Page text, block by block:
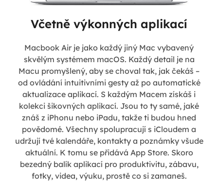
Včetně výkonných aplikací
Macbook Air je jako každý jiný Mac vybavený
skvělým systémem macOS. Každý detail je na
Macu promyšlený, aby se choval tak, jak čekáš –
od ovládání intuitivními gesty až po automatické
aktualizace aplikací. S každým Macem získáš i
kolekci šikovných aplikací. Jsou to ty samé, jaké
znáš z iPhonu nebo iPadu, takže ti budou hned
povědomé. Všechny spolupracují s iCloudem a
udržují tvé kalendáře, kontakty a poznámky všude
aktuální. K tomu se přidává App Store. Skoro
bezedný balík aplikací pro produktivitu, zábavu,
fotky, videa, výuku, prostě co si zamaneš.